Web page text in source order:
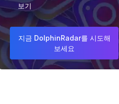
보기
지금 DolphinRadar를 시도해
보세요